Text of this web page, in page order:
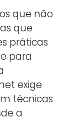
que não
que
práticas
para
exige
técnicas
a